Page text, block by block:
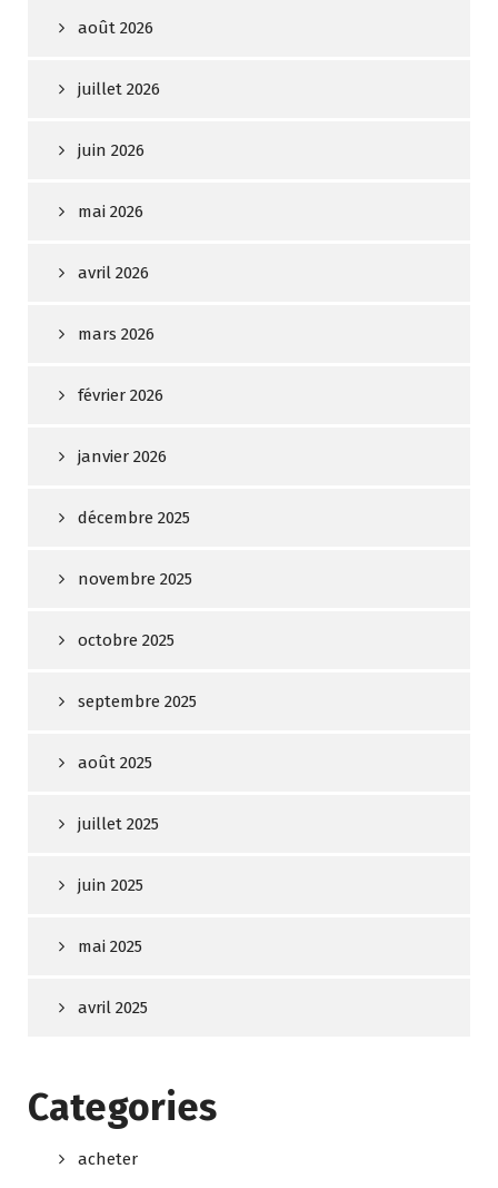
août 2026
juillet 2026
juin 2026
mai 2026
avril 2026
mars 2026
février 2026
janvier 2026
décembre 2025
novembre 2025
octobre 2025
septembre 2025
août 2025
juillet 2025
juin 2025
mai 2025
avril 2025
Categories
acheter